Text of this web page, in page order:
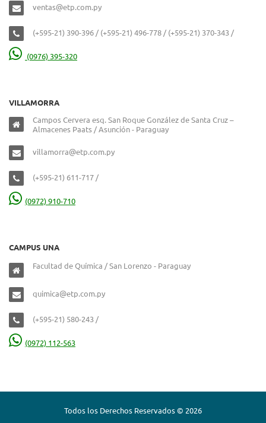
ventas@etp.com.py
(+595-21) 390-396 / (+595-21) 496-778 / (+595-21) 370-343 /
(0976) 395-320
VILLAMORRA
Campos Cervera esq. San Roque González de Santa Cruz –
Almacenes Paats / Asunción - Paraguay
villamorra@etp.com.py
(+595-21) 611-717 /
(0972) 910-710
CAMPUS UNA
Facultad de Química / San Lorenzo - Paraguay
quimica@etp.com.py
(+595-21) 580-243 /
(0972) 112-563
Todos los Derechos Reservados © 2026